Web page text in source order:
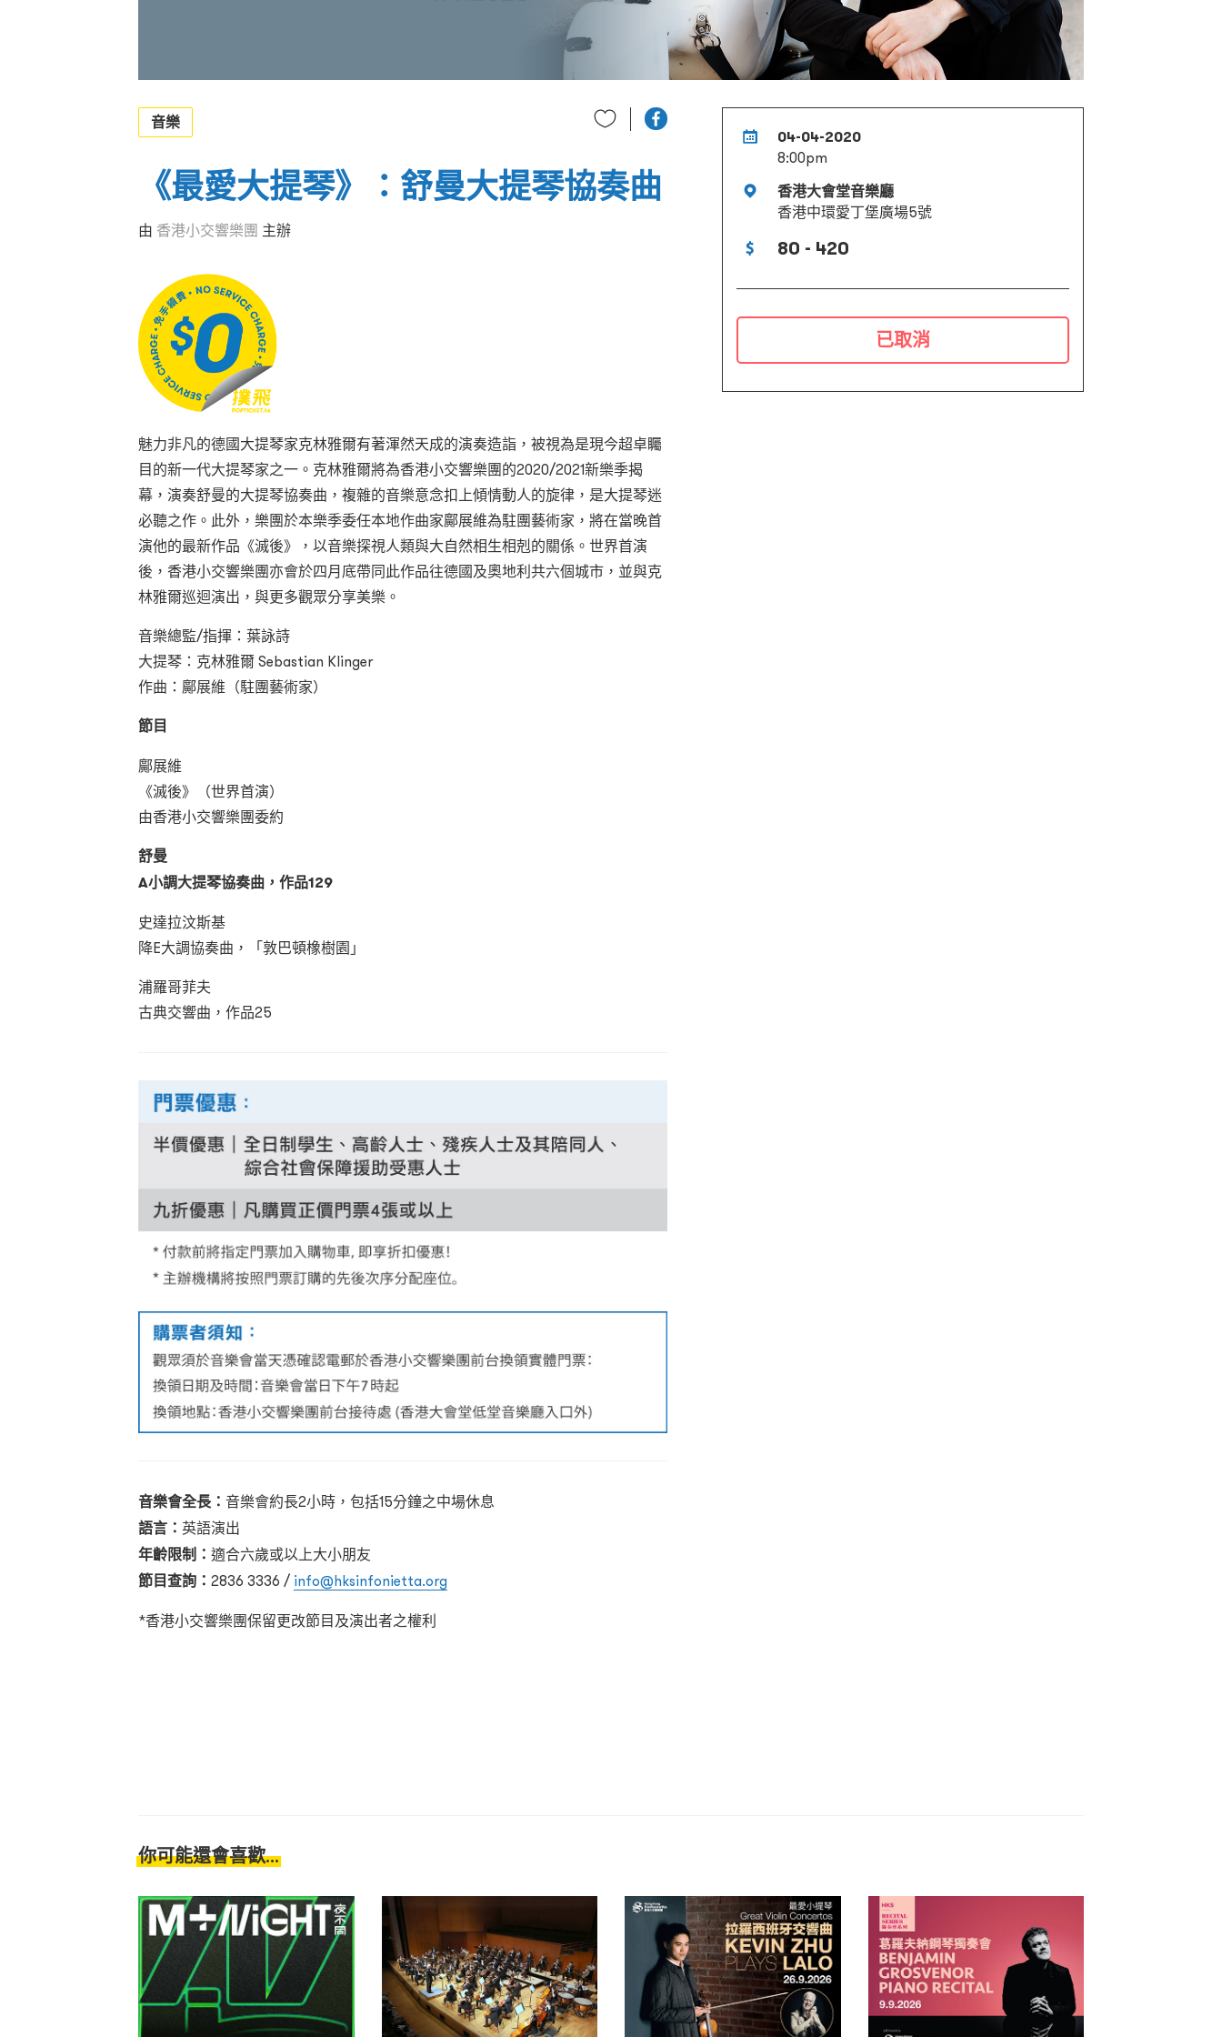
04-04-2020
8:00pm
香港大會堂音樂廳
香港中環愛丁堡廣場5號
80 - 420
已取消
音樂
《最愛大提琴》：舒曼大提琴協奏曲
由 香港小交響樂團 主辦
魅力非凡的德國大提琴家克林雅爾有著渾然天成的演奏造詣，被視為是現今超卓矚
目的新一代大提琴家之一。克林雅爾將為香港小交響樂團的2020/2021新樂季揭
幕，演奏舒曼的大提琴協奏曲，複雜的音樂意念扣上傾情動人的旋律，是大提琴迷
必聽之作。此外，樂團於本樂季委任本地作曲家鄺展維為駐團藝術家，將在當晚首
演他的最新作品《滅後》，以音樂探視人類與大自然相生相剋的關係。世界首演
後，香港小交響樂團亦會於四月底帶同此作品往德國及奧地利共六個城市，並與克
林雅爾巡迴演出，與更多觀眾分享美樂。
音樂總監/指揮：葉詠詩
大提琴：克林雅爾 Sebastian Klinger
作曲：鄺展維（駐團藝術家）
節目
鄺展維
《滅後》（世界首演）
由香港小交響樂團委約
舒曼
A小調大提琴協奏曲，作品129
史達拉汶斯基
降E大調協奏曲，「敦巴頓橡樹園」
浦羅哥菲夫
古典交響曲，作品25
音樂會全長： 音樂會約長2小時，包括15分鐘之中場休息
語言： 英語演出
年齡限制： 適合六歲或以上大小朋友
節目查詢： 2836 3336 / info@hksinfonietta.org
*香港小交響樂團保留更改節目及演出者之權利
你可能還會喜歡...